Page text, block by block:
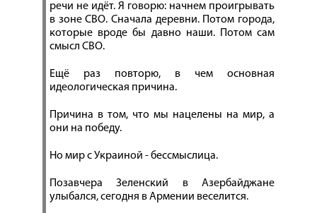
речи не идёт. Я говорю: начнем проигрывать
в зоне СВО. Сначала деревни. Потом города,
которые вроде бы давно наши. Потом сам
смысл СВО.
Ещё раз повторю, в чем основная
идеологическая причина.
Причина в том, что мы нацелены на мир, а
они на победу.
Но мир с Украиной - бессмыслица.
Позавчера Зеленский в Азербайджане
улыбался, сегодня в Армении веселится.